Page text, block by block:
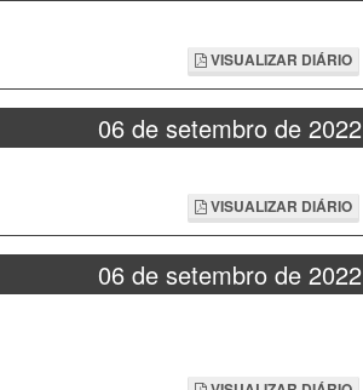
VISUALIZAR DIÁRIO
06 de setembro de 2022
VISUALIZAR DIÁRIO
06 de setembro de 2022